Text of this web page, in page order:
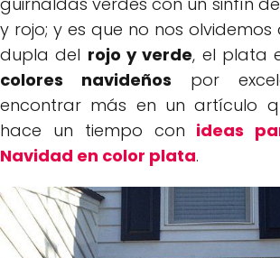
y rojo; y es que no nos
dupla del rojo y verde, el plata
colores navideños por
encontrar más en un artículo
hace un tiempo con ideas
Navidad en color plata.